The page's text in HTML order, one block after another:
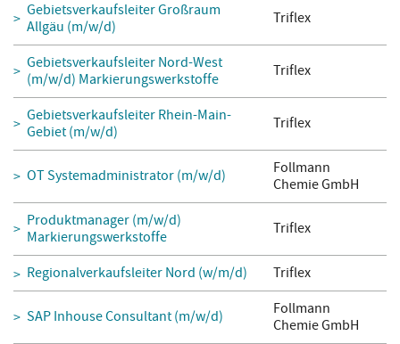
Gebietsverkaufsleiter Großraum
Allgäu (m/w/d)
Triflex
Gebietsverkaufsleiter Nord-West
(m/w/d) Markierungswerkstoffe
Triflex
Gebietsverkaufsleiter Rhein-Main-
Gebiet (m/w/d)
Triflex
OT Systemadministrator (m/w/d)
Follmann
Chemie GmbH
Produktmanager (m/w/d)
Markierungswerkstoffe
Triflex
Regionalverkaufsleiter Nord (w/m/d) Triflex
SAP Inhouse Consultant (m/w/d)
Follmann
Chemie GmbH